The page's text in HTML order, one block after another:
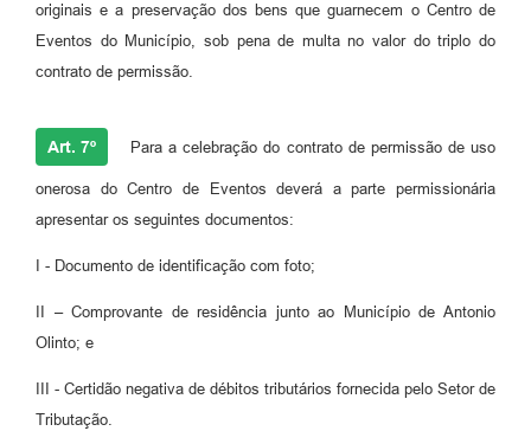
originais e a preservação dos bens que guarnecem o Centro de
Eventos do Município, sob pena de multa no valor do triplo do
contrato de permissão.
Art. 7º Para a celebração do contrato de permissão de uso
onerosa do Centro de Eventos deverá a parte permissionária
apresentar os seguintes documentos:
I - Documento de identificação com foto;
II – Comprovante de residência junto ao Município de Antonio
Olinto; e
III - Certidão negativa de débitos tributários fornecida pelo Setor de
Tributação.